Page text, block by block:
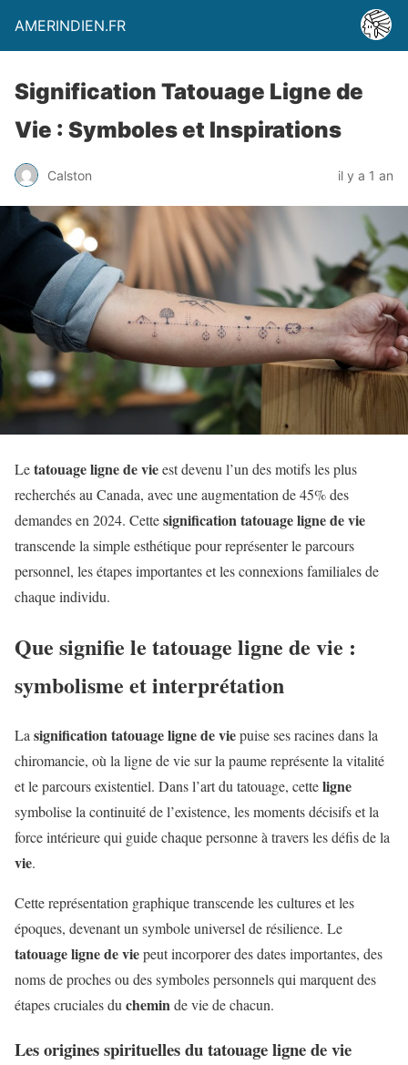
AMERINDIEN.FR
Signification Tatouage Ligne de
Vie : Symboles et Inspirations
Calston il y a 1 an
Letatouage ligne de vieest devenu l’un des motifs les plus
recherchés au Canada, avec une augmentation de 45% des
demandes en 2024. Cettesignification tatouage ligne de vie
transcende la simple esthétique pour représenter le parcours
personnel, les étapes importantes et les connexions familiales de
chaque individu.
Que signifie le tatouage ligne de vie :
symbolisme et interprétation
La signification tatouage ligne de viepuise ses racines dans la
chiromancie, où la ligne de vie sur la paume représente la vitalité
et le parcours existentiel. Dans l’art du tatouage, cetteligne
symbolise la continuité de l’existence, les moments décisifs et la
force intérieure qui guide chaque personne à travers les défis de la
vie.
Cette représentation graphique transcende les cultures et les
époques, devenant un symbole universel de résilience. Le
tatouage ligne de viepeut incorporer des dates importantes, des
noms de proches ou des symboles personnels qui marquent des
étapes cruciales du cheminde vie de chacun.
Les origines spirituelles du tatouage ligne de vie